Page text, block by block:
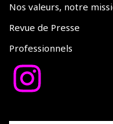
Nos valeurs, notre
Revue de Presse
Professionnels